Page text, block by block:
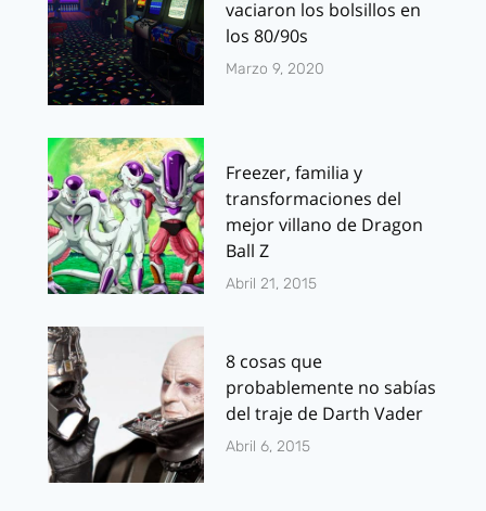
vaciaron los bolsillos en
los 80/90s
Marzo 9, 2020
Freezer, familia y
transformaciones del
mejor villano de Dragon
Ball Z
Abril 21, 2015
8 cosas que
probablemente no sabías
del traje de Darth Vader
Abril 6, 2015